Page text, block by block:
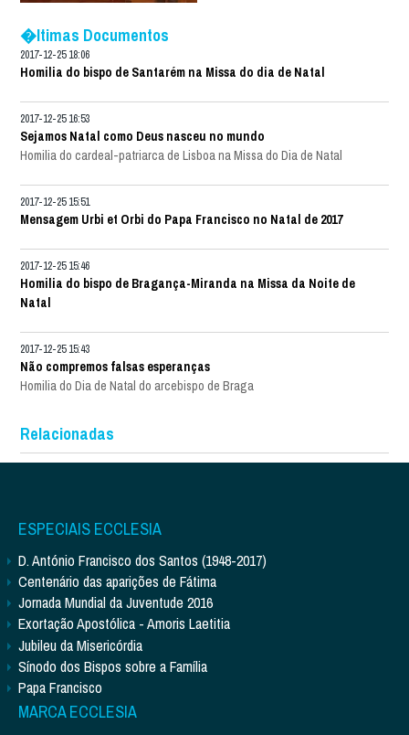
�ltimas Documentos
2017-12-25 18:06
Homilia do bispo de Santarém na Missa do dia de Natal
2017-12-25 16:53
Sejamos Natal como Deus nasceu no mundo
Homilia do cardeal-patriarca de Lisboa na Missa do Dia de Natal
2017-12-25 15:51
Mensagem Urbi et Orbi do Papa Francisco no Natal de 2017
2017-12-25 15:46
Homilia do bispo de Bragança-Miranda na Missa da Noite de
Natal
2017-12-25 15:43
Não compremos falsas esperanças
Homilia do Dia de Natal do arcebispo de Braga
Relacionadas
ESPECIAIS ECCLESIA
D. António Francisco dos Santos (1948-2017)
Centenário das aparições de Fátima
Jornada Mundial da Juventude 2016
Exortação Apostólica - Amoris Laetitia
Jubileu da Misericórdia
Sínodo dos Bispos sobre a Família
Papa Francisco
MARCA ECCLESIA